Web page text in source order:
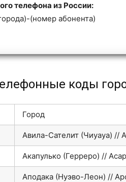
телефона из России:
(номер абонента)
коды
Город
Авила-Сателит (Чиуауа) //
Акапулько (Герреро) //
Аподака (Нуэво-Леон) //